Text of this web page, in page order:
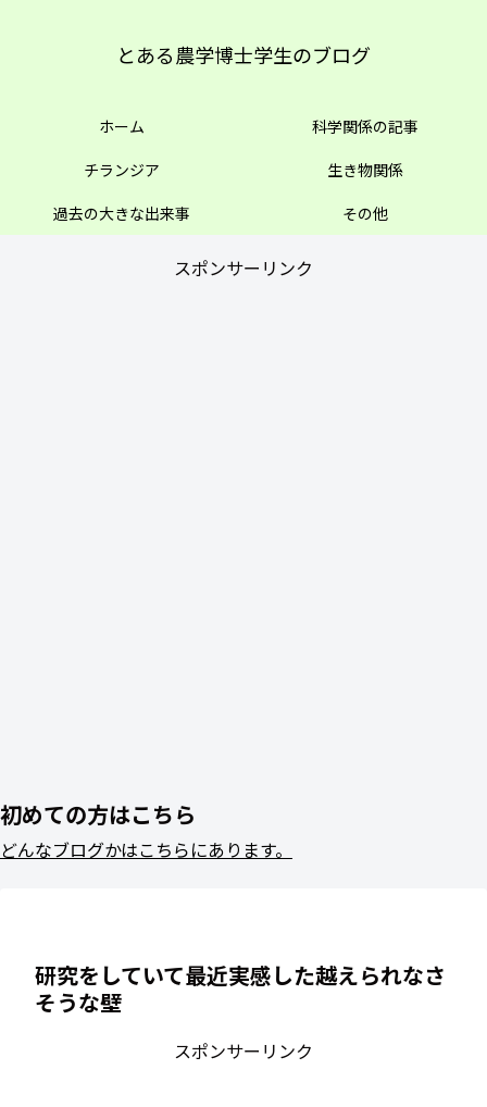
とある農学博士学生のブログ
ホーム
科学関係の記事
チランジア
生き物関係
過去の大きな出来事
その他
スポンサーリンク
初めての方はこちら
どんなブログかはこちらにあります。
研究をしていて最近実感した越えられなさ
そうな壁
スポンサーリンク